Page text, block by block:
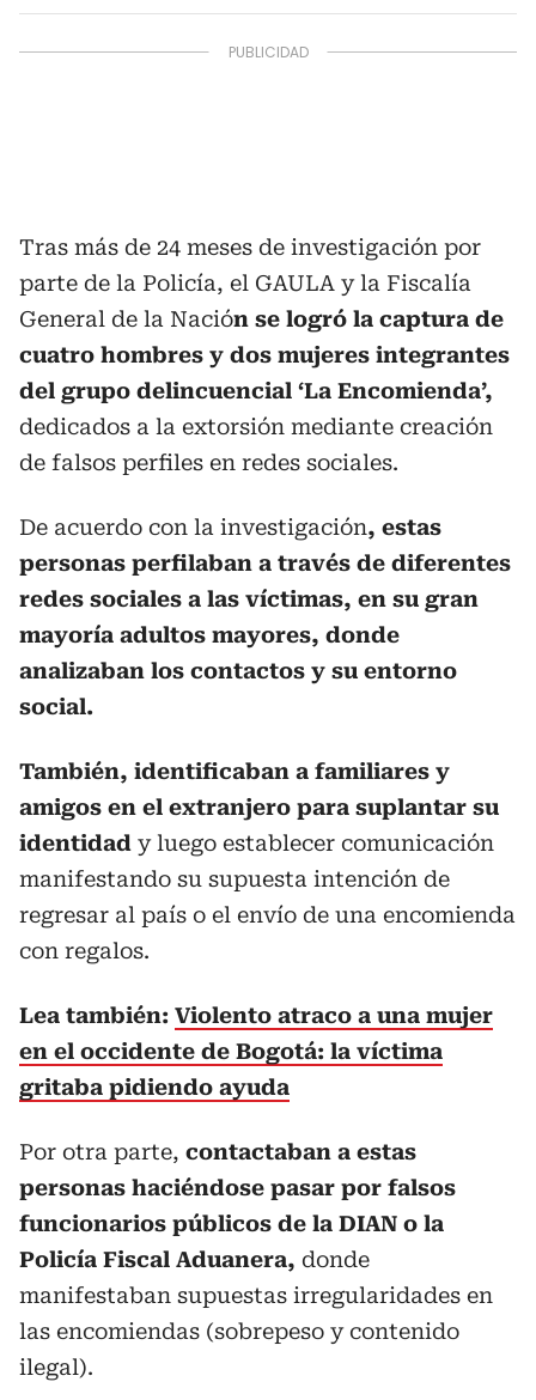
Tras más de 24 meses de investigación por
parte de la Policía, el GAULA y la Fiscalía
General de la Nación se logró la captura de
cuatro hombres y dos mujeres integrantes
del grupo delincuencial ‘La Encomienda’,
dedicados a la extorsión mediante creación
de falsos perfiles en redes sociales.
De acuerdo con la investigación, estas
personas perfilaban a través de diferentes
redes sociales a las víctimas, en su gran
mayoría adultos mayores, donde
analizaban los contactos y su entorno
social.
También, identificaban a familiares y
amigos en el extranjero para suplantar su
identidad y luego establecer comunicación
manifestando su supuesta intención de
regresar al país o el envío de una encomienda
con regalos.
Lea también: Violento atraco a una mujer
en el occidente de Bogotá: la víctima
gritaba pidiendo ayuda
Por otra parte, contactaban a estas
personas haciéndose pasar por falsos
funcionarios públicos de la DIAN o la
Policía Fiscal Aduanera, donde
manifestaban supuestas irregularidades en
las encomiendas (sobrepeso y contenido
ilegal).